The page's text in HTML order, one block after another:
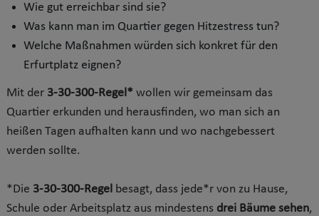
Wie gut erreichbar sind sie?
Was kann man im Quartier gegen Hitzestress tun?
Welche Maßnahmen würden sich konkret für den
Erfurtplatz eignen?
Mit der 3-30-300-Regel* wollen wir gemeinsam das
Quartier erkunden und herausfinden, wo man sich an
heißen Tagen aufhalten kann und wo nachgebessert
werden sollte.
*Die 3-30-300-Regel besagt, dass jede*r von zu Hause,
Schule oder Arbeitsplatz aus mindestens drei Bäume sehen,